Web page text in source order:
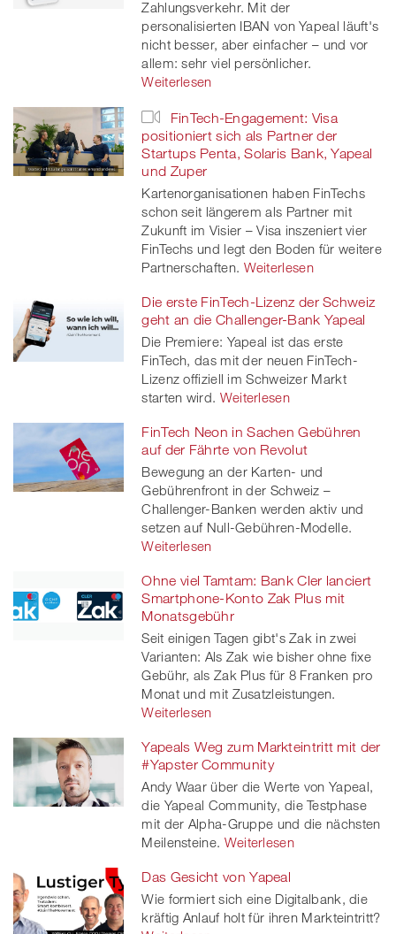
Zahlungsverkehr. Mit der
personalisierten IBAN von Yapeal läuft's
nicht besser, aber einfacher – und vor
allem: sehr viel persönlicher.
Weiterlesen
FinTech-Engagement: Visa
positioniert sich als Partner der
Startups Penta, Solaris Bank, Yapeal
und Zuper
Kartenorganisationen haben FinTechs
schon seit längerem als Partner mit
Zukunft im Visier – Visa inszeniert vier
FinTechs und legt den Boden für weitere
Partnerschaften. Weiterlesen
Die erste FinTech-Lizenz der Schweiz
geht an die Challenger-Bank Yapeal
Die Premiere: Yapeal ist das erste
FinTech, das mit der neuen FinTech-
Lizenz offiziell im Schweizer Markt
starten wird. Weiterlesen
FinTech Neon in Sachen Gebühren
auf der Fährte von Revolut
Bewegung an der Karten- und
Gebührenfront in der Schweiz –
Challenger-Banken werden aktiv und
setzen auf Null-Gebühren-Modelle.
Weiterlesen
Ohne viel Tamtam: Bank Cler lanciert
Smartphone-Konto Zak Plus mit
Monatsgebühr
Seit einigen Tagen gibt's Zak in zwei
Varianten: Als Zak wie bisher ohne fixe
Gebühr, als Zak Plus für 8 Franken pro
Monat und mit Zusatzleistungen.
Weiterlesen
Yapeals Weg zum Markteintritt mit der
#Yapster Community
Andy Waar über die Werte von Yapeal,
die Yapeal Community, die Testphase
mit der Alpha-Gruppe und die nächsten
Meilensteine. Weiterlesen
Das Gesicht von Yapeal
Wie formiert sich eine Digitalbank, die
kräftig Anlauf holt für ihren Markteintritt?